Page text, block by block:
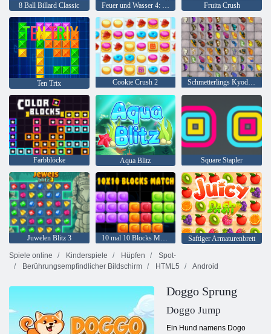
8 Ball Billard Classic Feuer und Wasser 4: Kristalltempel Fruita Crush
Ten Trix Cookie Crush 2 Schmetterlings Kyodai HD
Farbblöcke Aqua Blitz Square Stapler
Juwelen Blitz 3 10 mal 10 Blocks Match
Saftiger Armaturenbrett
Spiele online
Kinderspiele Hüpfen
Spot-
Berührungsempfindlicher Bildschirm
HTML5 Android
Doggo Sprung
Doggo Jump
Ein Hund namens Dogo